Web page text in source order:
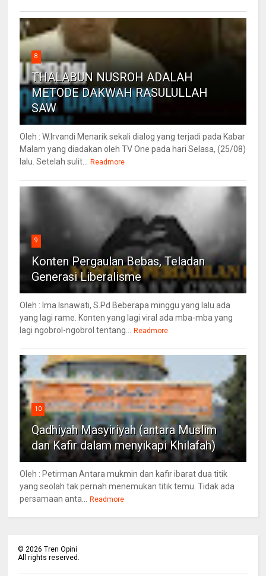
8
THALABUN NUSROH ADALAH
METODE DAKWAH RASULULLAH
SAW
Oleh : W.Irvandi Menarik sekali dialog yang terjadi pada Kabar
Malam yang diadakan oleh TV One pada hari Selasa, (25/08)
lalu. Setelah sulit... Readmore
9
Konten Pergaulan Bebas, Teladan
Generasi Liberalisme
Oleh : Ima Isnawati, S.Pd Beberapa minggu yang lalu ada
yang lagi rame. Konten yang lagi viral ada mba-mba yang
lagi ngobrol-ngobrol tentang... Readmore
10
Qadhiyah Masyiriyah (antara Muslim
dan Kafir dalam menyikapi Khilafah)
Oleh : Petirman Antara mukmin dan kafir ibarat dua titik
yang seolah tak pernah menemukan titik temu. Tidak ada
persamaan anta... Readmore
©2026 Tren Opini
All rights reserved.